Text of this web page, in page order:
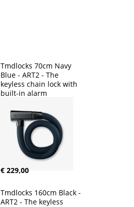
Tmdlocks 70cm Navy
Blue - ART2 - The
keyless chain lock with
built-in alarm
€ 229,00
Tmdlocks 160cm Black -
ART2 - The keyless